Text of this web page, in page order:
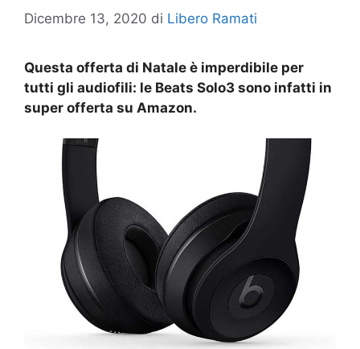
Dicembre 13, 2020 di Libero Ramati
Questa offerta di Natale è imperdibile per
tutti gli audiofili: le Beats Solo3 sono infatti in
super offerta su Amazon.